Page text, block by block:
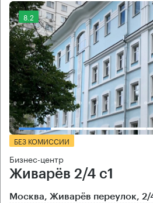
8.2
БЕЗ КОМИССИИ
Бизнес-центр
Живарёв 2/4 с1
Москва, Живарёв переулок, 2/